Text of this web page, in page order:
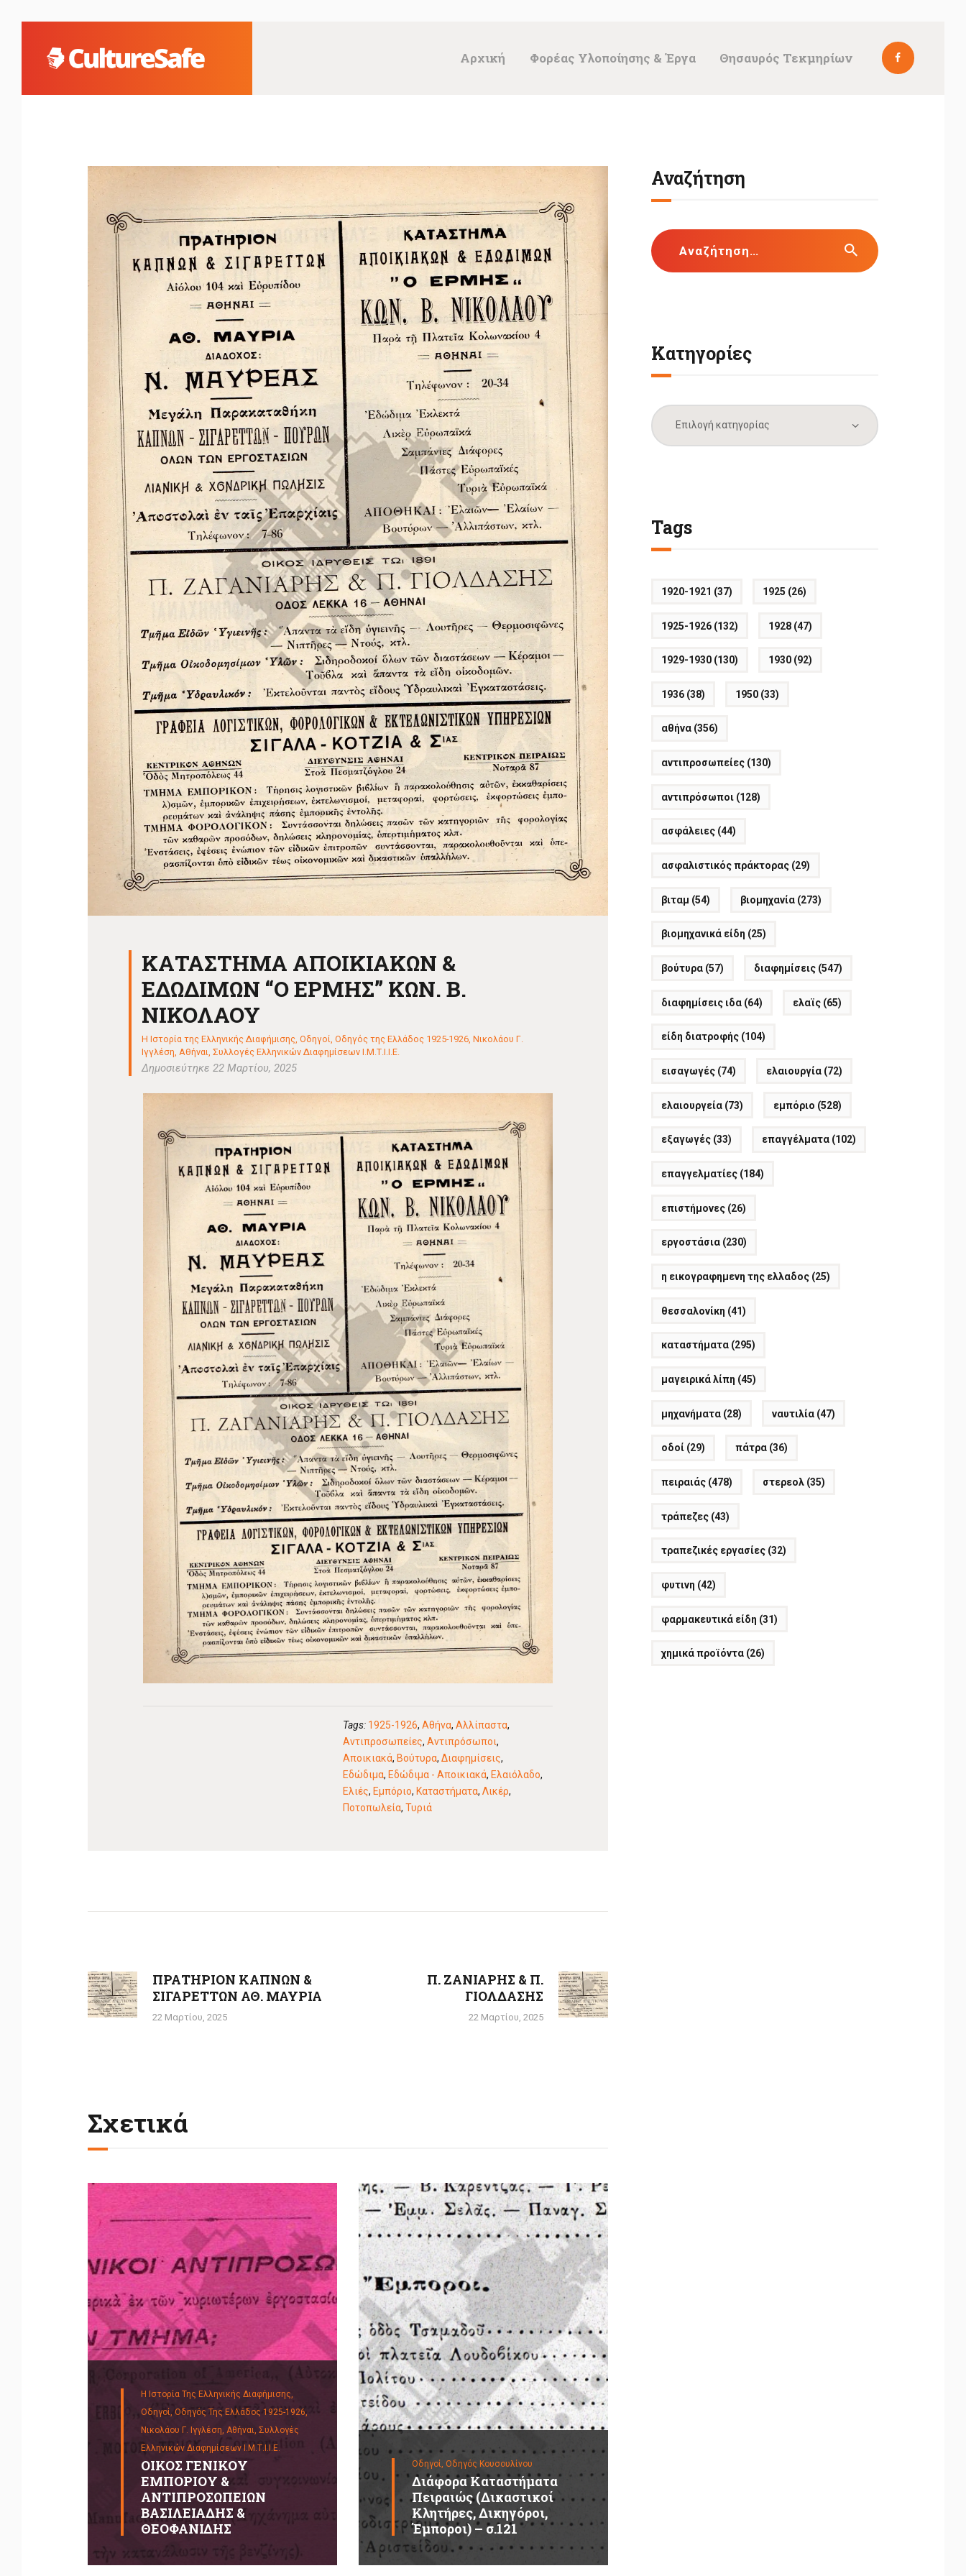
Αρχική Φορέας Υλοποίησης & Έργα Θησαυρός Τεκμηρίων
ΘΗΣΑΥΡΌΣ
ΤΕΚΜΗΡΊΩΝ
ΚΑΤΑΣΤΗΜΑ ΑΠΟΙΚΙΑΚΩΝ &
ΕΔΩΔΙΜΩΝ “Ο ΕΡΜΗΣ” ΚΩΝ. Β.
ΝΙΚΟΛΑΟΥ
Η Ιστορία της Ελληνικής Διαφήμισης ,Οδηγοί ,Οδηγός της Ελλάδος 1925-1926, Νικολάου Γ.
Ιγγλέση, Αθήναι ,Συλλογές Ελληνικών Διαφημίσεων Ι.Μ.Τ.Ι.Ι.Ε.
Δημοσιεύτηκε 22 Μαρτίου, 2025
Tags: 1925-1926, Αθήνα, Αλλίπαστα,
Αντιπροσωπείες, Αντιπρόσωποι,
Αποικιακά, Βούτυρα, Διαφημίσεις,
Εδώδιμα, Εδώδιμα - Αποικιακά, Ελαιόλαδο,
Ελιές, Εμπόριο, Καταστήματα, Λικέρ,
Ποτοπωλεία, Τυριά
άρθρων
Previous
post:
ΠΡΑΤΗΡΙΟΝ ΚΑΠΝΩΝ &
ΣΙΓΑΡΕΤΤΩΝ ΑΘ. ΜΑΥΡΙΑ
22 Μαρτίου, 2025
Next
post:
Π. ΖΑΝΙΑΡΗΣ & Π.
ΓΙΟΛΔΑΣΗΣ
22 Μαρτίου, 2025
Σχετικά
Η Ιστορία Της Ελληνικής Διαφήμισης,
Οδηγοί, Οδηγός Της Ελλάδος 1925-1926,
Νικολάου Γ. Ιγγλέση, Αθήναι, Συλλογές
Ελληνικών Διαφημίσεων Ι.Μ.Τ.Ι.Ι.Ε.
ΟΙΚΟΣ ΓΕΝΙΚΟΥ
ΕΜΠΟΡΙΟΥ &
ΑΝΤΙΠΡΟΣΩΠΕΙΩΝ
ΒΑΣΙΛΕΙΑΔΗΣ &
ΘΕΟΦΑΝΙΔΗΣ
Οδηγοί, Οδηγός Κουσουλίνου
Διάφορα Καταστήματα
Πειραιώς (Δικαστικοί
Κλητήρες, Δικηγόροι,
Έμποροι) – σ.121
Αναζήτηση
Αναζήτηση
για:
Κατηγορίες
Κατηγορίες
Tags
1920-1921 (37) 1925 (26)
1925-1926 (132) 1928 (47)
1929-1930 (130) 1930 (92)
1936 (38) 1950 (33)
αθήνα (356)
αντιπροσωπείες (130)
αντιπρόσωποι (128)
ασφάλειες (44)
ασφαλιστικός πράκτορας (29)
βιταμ (54) βιομηχανία (273)
βιομηχανικά είδη (25)
βούτυρα (57) διαφημίσεις (547)
διαφημίσεις ιδα (64) ελαϊς (65)
είδη διατροφής (104)
εισαγωγές (74) ελαιουργία (72)
ελαιουργεία (73) εμπόριο (528)
εξαγωγές (33) επαγγέλματα (102)
επαγγελματίες (184)
επιστήμονες (26)
εργοστάσια (230)
η εικογραφημενη της ελλαδος (25)
θεσσαλονίκη (41)
καταστήματα (295)
μαγειρικά λίπη (45)
μηχανήματα (28) ναυτιλία (47)
οδοί (29) πάτρα (36)
πειραιάς (478) στερεολ (35)
τράπεζες (43)
τραπεζικές εργασίες (32)
φυτινη (42)
φαρμακευτικά είδη (31)
χημικά προϊόντα (26)